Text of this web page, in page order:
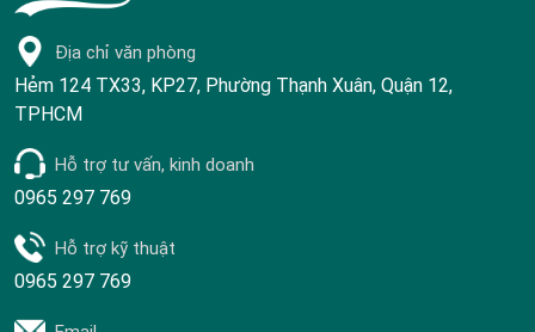
Địa chỉ văn phòng
Hẻm 124 TX33, KP27, Phường Thạnh Xuân, Quận 12,
TPHCM
Hỗ trợ tư vấn, kinh doanh
0965 297 769
Hỗ trợ kỹ thuật
0965 297 769